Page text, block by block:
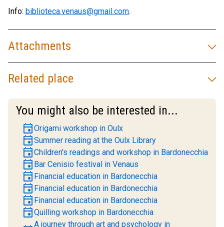
Info: biblioteca.venaus@gmail.com.
Attachments
Related place
You might also be interested in...
eventOrigami workshop in Oulx
eventSummer reading at the Oulx Library
eventChildren's readings and workshop in Bardonecchia
event Bar Cenisio festival in Venaus
event Financial education in Bardonecchia
event Financial education in Bardonecchia
event Financial education in Bardonecchia
eventQuilling workshop in Bardonecchia
A journey through art and psychology in